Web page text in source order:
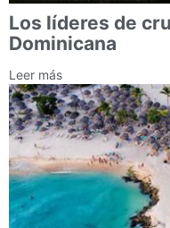
Los líderes de
Dominicana
Leer más